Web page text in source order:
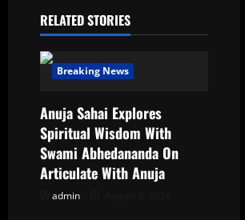
a
v
g
a
t
RELATED STORIES
Breaking News
Anuja Sahai Explores
Spiritual Wisdom With
Swami Abhedananda On
Articulate With Anuja
admin